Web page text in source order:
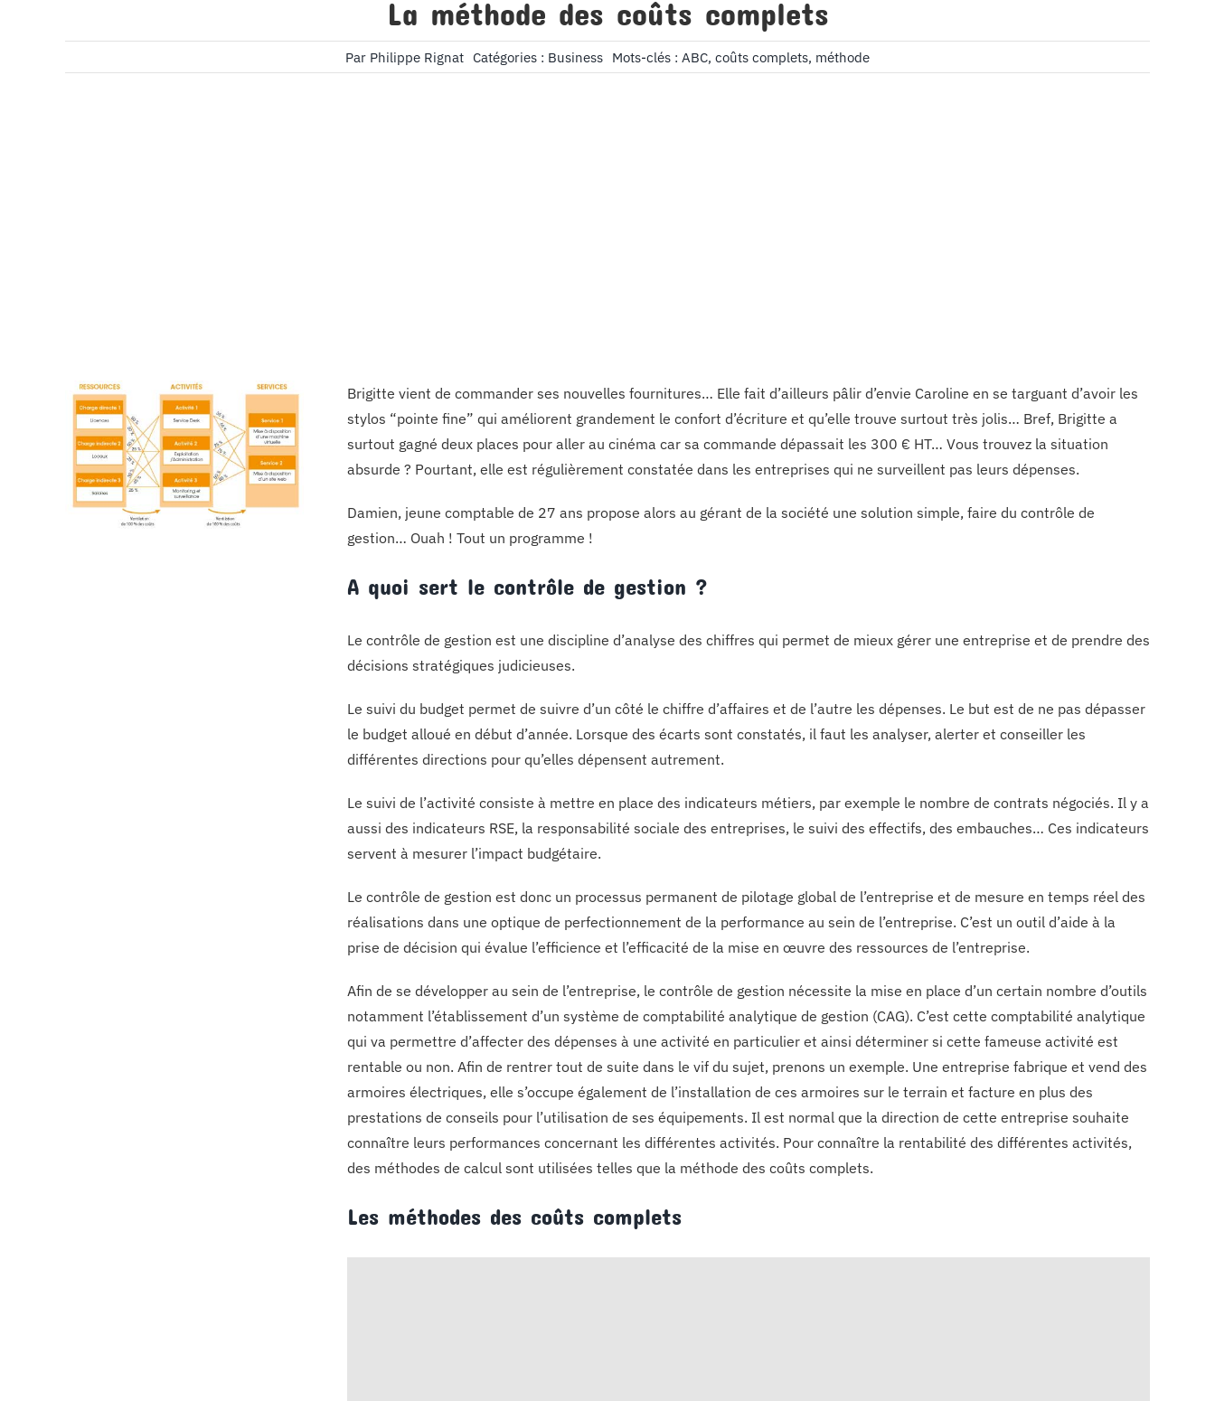
La méthode des coûts complets
Par Philippe Rignat Catégories : Business Mots-clés : ABC, coûts complets, méthode
Brigitte vient de commander ses nouvelles fournitures… Elle fait d’ailleurs pâlir d’envie Caroline en se targuant d’avoir les
stylos “pointe fine” qui améliorent grandement le confort d’écriture et qu’elle trouve surtout très jolis… Bref, Brigitte a
surtout gagné deux places pour aller au cinéma car sa commande dépassait les 300 € HT… Vous trouvez la situation
absurde ? Pourtant, elle est régulièrement constatée dans les entreprises qui ne surveillent pas leurs dépenses.
Damien, jeune comptable de 27 ans propose alors au gérant de la société une solution simple, faire du contrôle de
gestion… Ouah ! Tout un programme !
A quoi sert le contrôle de gestion ?
Le contrôle de gestion est une discipline d’analyse des chiffres qui permet de mieux gérer une entreprise et de prendre des
décisions stratégiques judicieuses.
Le suivi du budget permet de suivre d’un côté le chiffre d’affaires et de l’autre les dépenses. Le but est de ne pas dépasser
le budget alloué en début d’année. Lorsque des écarts sont constatés, il faut les analyser, alerter et conseiller les
différentes directions pour qu’elles dépensent autrement.
Le suivi de l’activité consiste à mettre en place des indicateurs métiers, par exemple le nombre de contrats négociés. Il y a
aussi des indicateurs RSE, la responsabilité sociale des entreprises, le suivi des effectifs, des embauches… Ces indicateurs
servent à mesurer l’impact budgétaire.
Le contrôle de gestion est donc un processus permanent de pilotage global de l’entreprise et de mesure en temps réel des
réalisations dans une optique de perfectionnement de la performance au sein de l’entreprise. C’est un outil d’aide à la
prise de décision qui évalue l’efficience et l’efficacité de la mise en œuvre des ressources de l’entreprise.
Afin de se développer au sein de l’entreprise, le contrôle de gestion nécessite la mise en place d’un certain nombre d’outils
notamment l’établissement d’un système de comptabilité analytique de gestion (CAG). C’est cette comptabilité analytique
qui va permettre d’affecter des dépenses à une activité en particulier et ainsi déterminer si cette fameuse activité est
rentable ou non. Afin de rentrer tout de suite dans le vif du sujet, prenons un exemple. Une entreprise fabrique et vend des
armoires électriques, elle s’occupe également de l’installation de ces armoires sur le terrain et facture en plus des
prestations de conseils pour l’utilisation de ses équipements. Il est normal que la direction de cette entreprise souhaite
connaître leurs performances concernant les différentes activités. Pour connaître la rentabilité des différentes activités,
des méthodes de calcul sont utilisées telles que la méthode des coûts complets.
Les méthodes des coûts complets